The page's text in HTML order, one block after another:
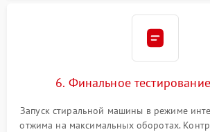
6. Финальное
Запуск стиральной машины в режиме
отжима на максимальных оборотах.